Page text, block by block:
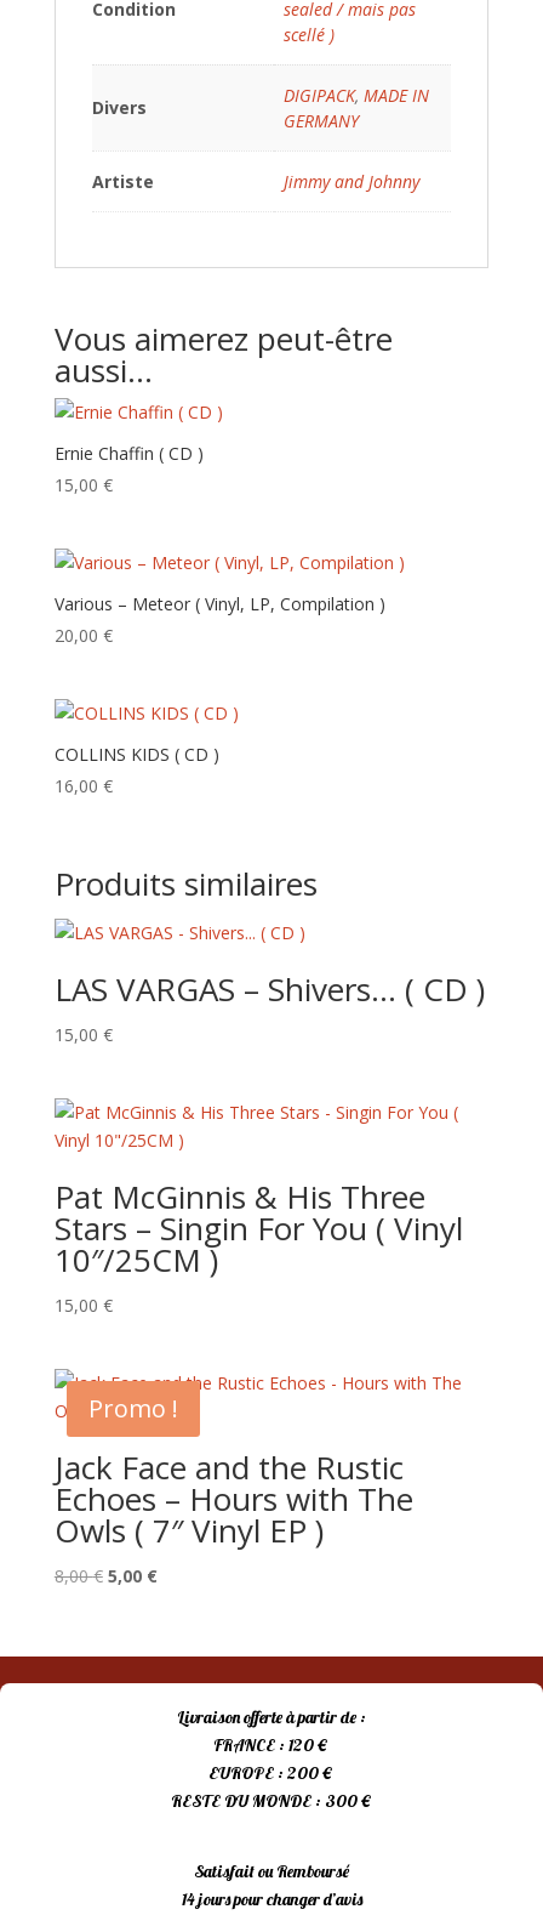
Condition
sealed / mais pas
scellé )
Divers
DIGIPACK, MADE IN
GERMANY
Artiste Jimmy and Johnny
Vous aimerez peut-être
aussi…
Ernie Chaffin ( CD )
15,00 €
Various – Meteor ( Vinyl, LP, Compilation )
20,00 €
COLLINS KIDS ( CD )
16,00 €
Produits similaires
LAS VARGAS – Shivers… ( CD )
15,00 €
Pat McGinnis & His Three
Stars – Singin For You ( Vinyl
10″/25CM )
15,00 €
Promo !
Jack Face and the Rustic
Echoes – Hours with The
Owls ( 7″ Vinyl EP )
8,00€ Le
était :
8,00 €.
5,00 €Le
est :
5,00 €.
Livraison offerte à partir de :
FRANCE : 120 €
EUROPE : 200 €
RESTE DU MONDE : 300 €
Satisfait ou Remboursé
14 jours pour changer d’avis